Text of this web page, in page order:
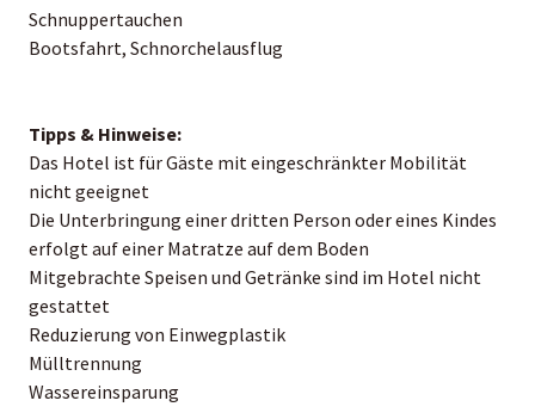
Schnuppertauchen
Bootsfahrt, Schnorchelausflug
Tipps & Hinweise:
Das Hotel ist für Gäste mit eingeschränkter Mobilität
nicht geeignet
Die Unterbringung einer dritten Person oder eines Kindes
erfolgt auf einer Matratze auf dem Boden
Mitgebrachte Speisen und Getränke sind im Hotel nicht
gestattet
Reduzierung von Einwegplastik
Mülltrennung
Wassereinsparung